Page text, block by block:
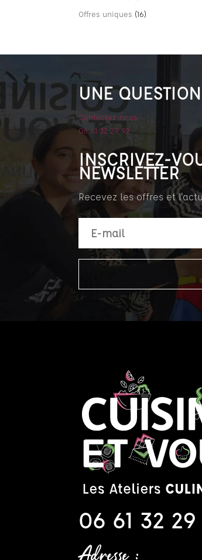
Offres uniques (16)
UNE
Contactez-nous
06 61 32 29 92
INSCRIVEZ-
NEWSLETTER
Recevez les offres et
06 61 32